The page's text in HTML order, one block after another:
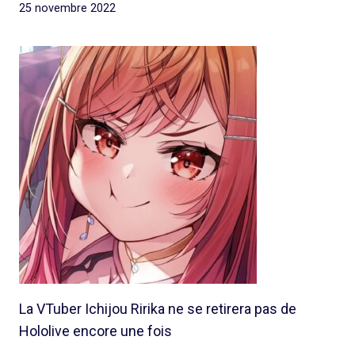
25 novembre 2022
La VTuber Ichijou Ririka ne se retirera pas de
Hololive encore une fois